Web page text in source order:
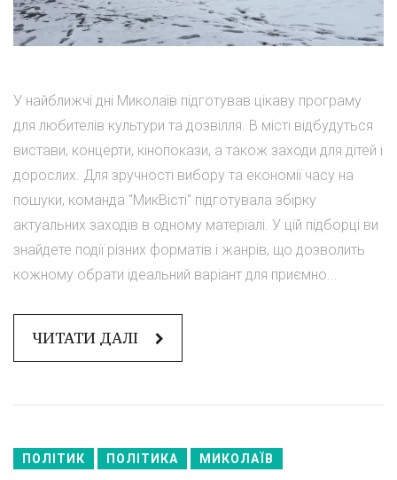
У найближчі дні Миколаїв підготував цікаву програму
для любителів культури та дозвілля. В місті відбудуться
вистави, концерти, кінопокази, а також заходи для дітей і
дорослих. Для зручності вибору та економії часу на
пошуки, команда "МикВісті" підготувала збірку
актуальних заходів в одному матеріалі. У цій підборці ви
знайдете події різних форматів і жанрів, що дозволить
кожному обрати ідеальний варіант для приємно...
ЧИТАТИ ДАЛІ
ПОЛІТИК ПОЛІТИКА МИКОЛАЇВ